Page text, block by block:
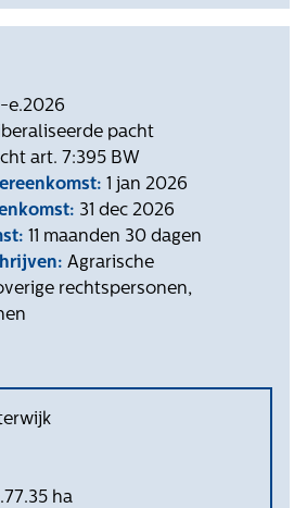
e.2026
pacht
art. 7:395 BW
1 jan 2026
31 dec 2026
11 maanden 30 dagen
Agrarische
rechtspersonen,
ha